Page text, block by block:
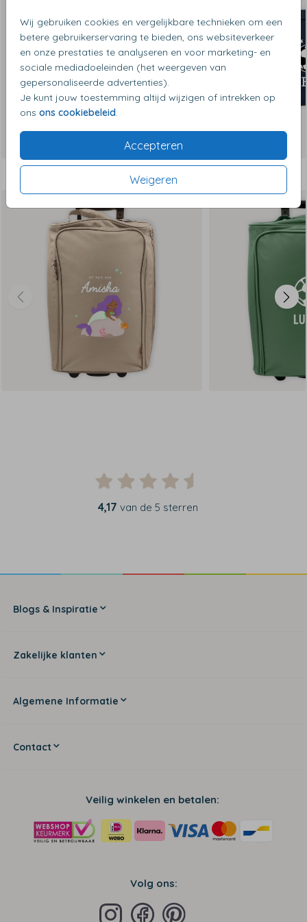
Wij gebruiken cookies en vergelijkbare technieken om een
betere gebruikerservaring te bieden, ons websiteverkeer
en onze prestaties te analyseren en voor marketing- en
sociale mediadoeleinden (het weergeven van
gepersonaliseerde advertenties).
Je kunt jouw toestemming altijd wijzigen of intrekken op
ons ons cookiebeleid
Accepteren
Weigeren
stoten
Dit vind je misschien ook leuk
4,17 van de 5 sterren
Blogs & Inspiratie
Zakelijke klanten
Algemene Informatie
Contact
Veilig winkelen en betalen:
Volg ons: